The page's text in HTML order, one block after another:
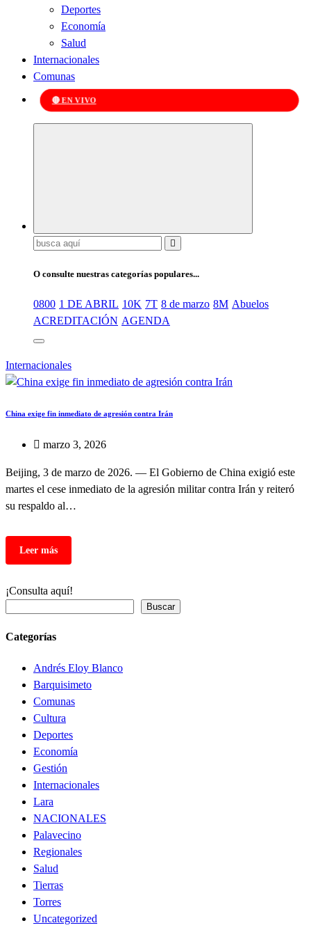
Deportes
Economía
Salud
Internacionales
Comunas
🔴 EN VIVO
Buscar:
O consulte nuestras categorías populares...
0800 1 DE ABRIL 10K 7T 8 de marzo 8M Abuelos
ACREDITACIÓN AGENDA
Internacionales
China exige fin inmediato de agresión contra Irán
marzo 3, 2026
Beijing, 3 de marzo de 2026. — El Gobierno de China exigió este
martes el cese inmediato de la agresión militar contra Irán y reiteró
su respaldo al…
¡Consulta aquí!
Buscar
Categorías
Andrés Eloy Blanco
Barquisimeto
Comunas
Cultura
Deportes
Economía
Gestión
Internacionales
Lara
NACIONALES
Palavecino
Regionales
Salud
Tierras
Torres
Uncategorized